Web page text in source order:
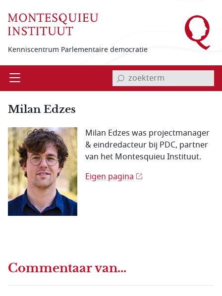
Kenniscentrum Parlementaire democratie
Open invoerveld zoekterm
Milan Edzes
Milan Edzes was projectmanager
& eindredacteur bij PDC, partner
van het Montesquieu Instituut.
Eigen pagina
Commentaar van...